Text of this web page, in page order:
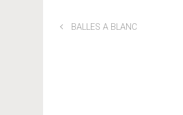
BALLES A BLANC